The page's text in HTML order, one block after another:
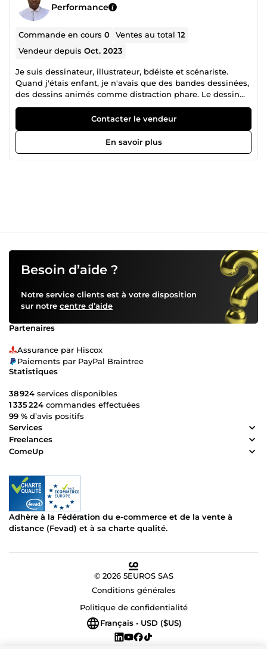
Performance
Commande en cours0 Ventes au total12
Vendeur depuisOct. 2023
Je suis dessinateur, illustrateur, bdéiste et scénariste.
Quand j'étais enfant, je n'avais que des bandes dessinées,
des dessins animés comme distraction phare. Le dessin
est devenu pour moi une écriture pour exprimer mes
fantasmes. Depuis lors je fais chemin dans les métiers du
dessin et là j'y trouve mon refuge. Après mon baccalauréat
scientifique, je ne savais faire qu'une seule chose :
dessiner. C'est ainsi que le dessin et moi on fait un.
Contacter le vendeur
En savoir plus
Besoin d’aide ?
Notre service clients est à votre disposition
sur notre centre d’aide
Partenaires
Assurance par Hiscox
Paiements par PayPal Braintree
Statistiques
38 924 services disponibles
1 335 224 commandes effectuées
99 % d’avis positifs
Services
Freelances
ComeUp
Adhère à la Fédération du e-commerce et de la vente à
distance (Fevad) et à sa charte qualité.
© 2026 5EUROS SAS
Conditions générales
Politique de confidentialité
Français • USD ($US)